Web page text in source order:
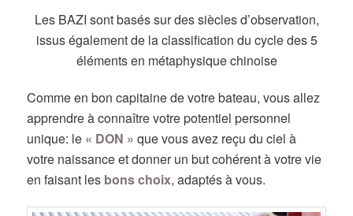
Les BAZI sont basés sur des siècles d’observation,
issus également de la classification du cycle des 5
éléments en métaphysique chinoise
Comme en bon capitaine de votre bateau, vous allez
apprendre à connaître votre potentiel personnel
unique: le « DON » que vous avez reçu du ciel à
votre naissance et donner un but cohérent à votre vie
en faisant les bons choix, adaptés à vous.